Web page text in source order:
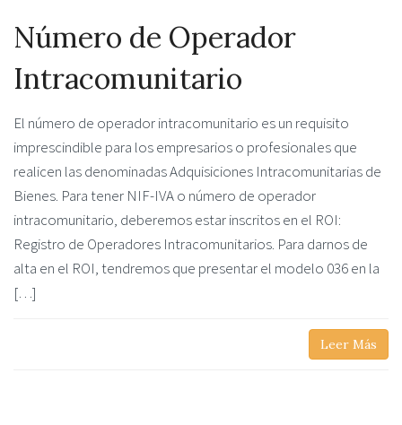
Número de Operador
Intracomunitario
El número de operador intracomunitario es un requisito
imprescindible para los empresarios o profesionales que
realicen las denominadas Adquisiciones Intracomunitarias de
Bienes. Para tener NIF-IVA o número de operador
intracomunitario, deberemos estar inscritos en el ROI:
Registro de Operadores Intracomunitarios. Para darnos de
alta en el ROI, tendremos que presentar el modelo 036 en la
[…]
Leer Más